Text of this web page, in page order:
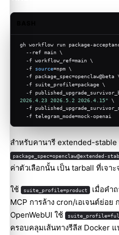
gh workflow run package-
  --ref main \
  -f workflow_ref=main \
  -f
source=npm \
-f package_spec=openclaw@beta
  -f suite_profile=package \
-f
2026.4.23 2026.5.2 2026.4.15" \
-f
  -f telegram_mode=mock-openai
สำหรับคานารี extended-stable
package_spec=openclaw@extended-
ค่าตัวเลือกนั้น เป็น tarball ที่เจา
ใช้ suite_profile=product เมื่อคำถ
MCP การล้าง cron/เอเจนต์ย่อย
OpenWebUI ใช้
ครอบคลุมเส้นทางรีลีส Docker แ